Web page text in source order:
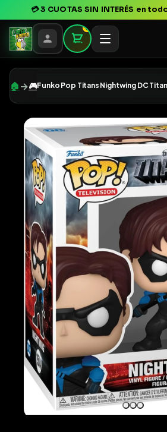
💳3 CUOTAS SIN INTERÉS en
0
🏠 →🎮Funko Pop Titans Nightwing DC